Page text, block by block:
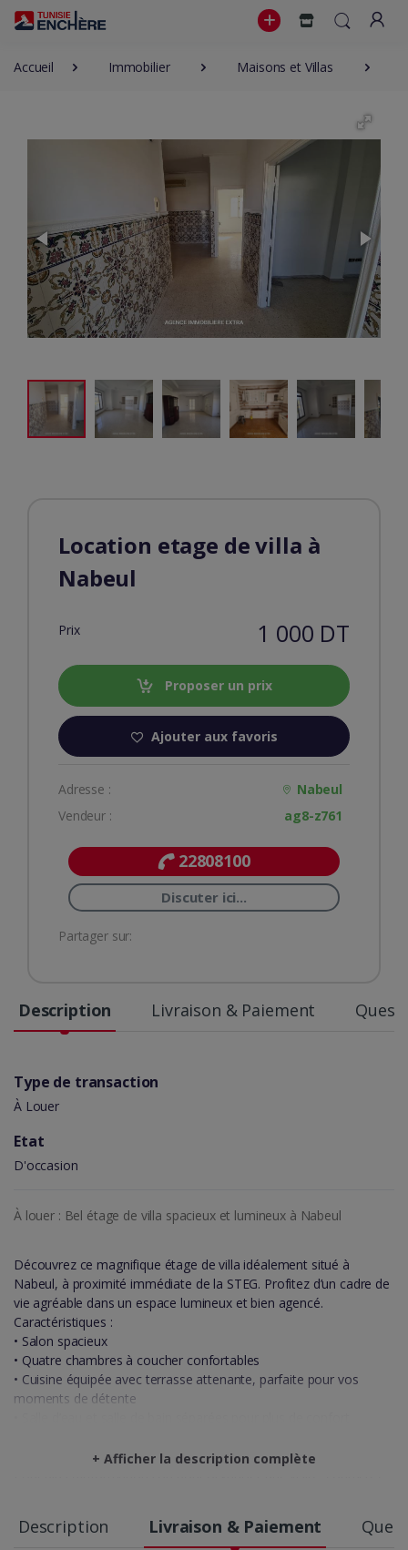
Accueil Immobilier Maisons et Villas
Location etage de villa à
Nabeul
Prix 1 000 DT
Proposer un prix
Ajouter aux favoris
Adresse :
Nabeul
Vendeur :
ag8-z761
22808100
Discuter ici...
Partager sur:
Description Livraison & Paiement
Type de transaction
À Louer
Etat
D'occasion
À louer : Bel étage de villa spacieux et lumineux à Nabeul
Découvrez ce magnifique étage de villa idéalement situé à
Nabeul, à proximité immédiate de la STEG. Profitez d’un cadre de
vie agréable dans un espace lumineux et bien agencé.
Caractéristiques :
• Salon spacieux
• Quatre chambres à coucher confortables
• Cuisine équipée avec terrasse attenante, parfaite pour vos
moments de détente
Prix attractif : 1000 DT
et pratique à Nabeul !
+ Afficher la description complète
Description Livraison & Paiement